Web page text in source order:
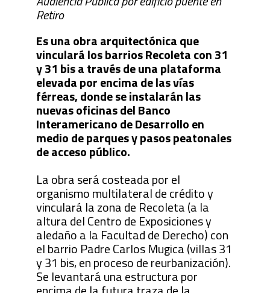
Retiro
Es una obra arquitectónica que
vinculará los barrios Recoleta con 31
y 31 bis a través de una plataforma
elevada por encima de las vías
férreas, donde se instalarán las
nuevas oficinas del Banco
Interamericano de Desarrollo en
medio de parques y pasos peatonales
de acceso público.
La obra será costeada por el
organismo multilateral de crédito y
vinculará la zona de Recoleta (a la
altura del Centro de Exposiciones y
aledaño a la Facultad de Derecho) con
el barrio Padre Carlos Mugica (villas 31
y 31 bis, en proceso de reurbanización).
Se levantará una estructura por